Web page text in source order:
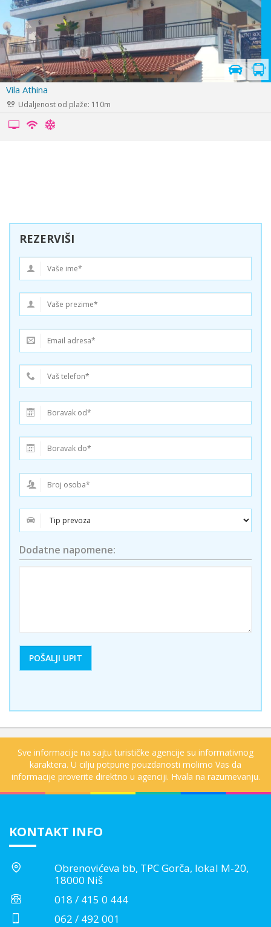
Apartmani Kali
Udaljenost od plaže: 150m
REZERVIŠI
Dodatne napomene:
Sve informacije na sajtu turističke agencije su informativnog
karaktera. U cilju potpune pouzdanosti molimo Vas da
informacije proverite direktno u agenciji. Hvala na razumevanju.
KONTAKT INFO
Obrenovićeva bb, TPC Gorča, lokal M-20,
18000 Niš
018 / 415 0 444
062 / 492 001